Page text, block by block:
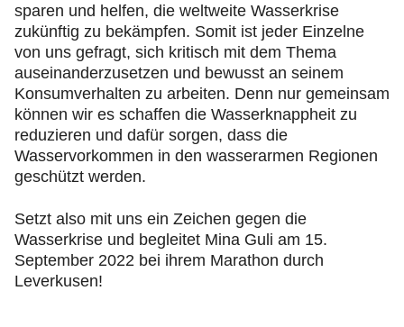
sparen und helfen, die weltweite Wasserkrise
zukünftig zu bekämpfen. Somit ist jeder Einzelne
von uns gefragt, sich kritisch mit dem Thema
auseinanderzusetzen und bewusst an seinem
Konsumverhalten zu arbeiten. Denn nur gemeinsam
können wir es schaffen die Wasserknappheit zu
reduzieren und dafür sorgen, dass die
Wasservorkommen in den wasserarmen Regionen
geschützt werden.
Setzt also mit uns ein Zeichen gegen die
Wasserkrise und begleitet Mina Guli am 15.
September 2022 bei ihrem Marathon durch
Leverkusen!